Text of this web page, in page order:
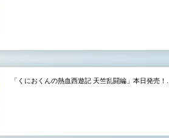
「くにおくんの熱血西遊記 天竺乱闘編」本日発売！...